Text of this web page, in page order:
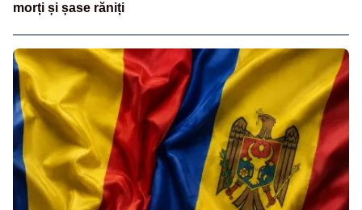
morți și șase răniți